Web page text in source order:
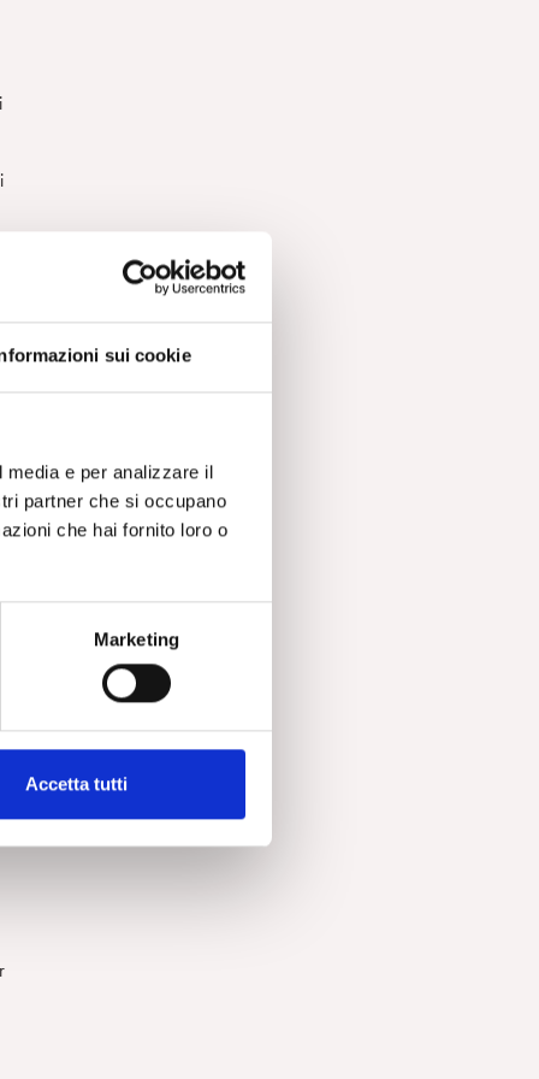
sui cookie
e per analizzare il
partner che si occupano
che hai fornito loro o
Marketing
Accetta tutti